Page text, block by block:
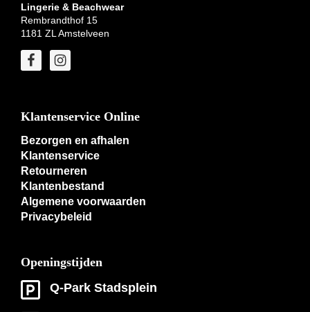
Lingerie & Beachwear
Rembrandthof 15
1181 ZL Amstelveen
Klantenservice Online
Bezorgen en afhalen
Klantenservice
Retourneren
Klantenbestand
Algemene voorwaarden
Privacybeleid
Openingstijden
Q-Park Stadsplein